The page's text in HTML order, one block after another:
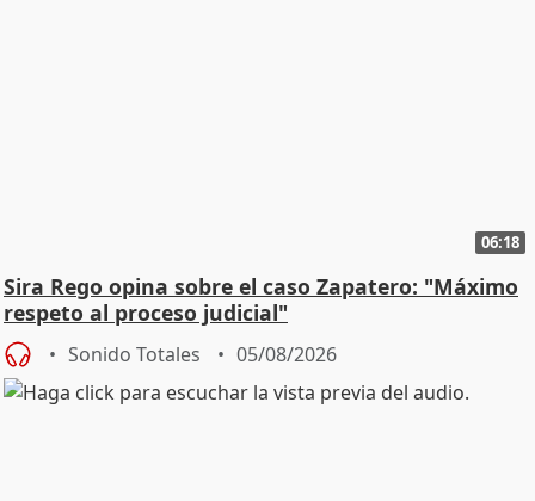
06:18
Sira Rego opina sobre el caso Zapatero: "Máximo
respeto al proceso judicial"
Sonido Totales 05/08/2026